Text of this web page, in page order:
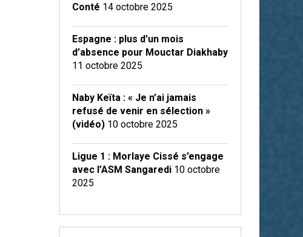
Conté 14 octobre 2025
Espagne : plus d’un mois
d’absence pour Mouctar Diakhaby
11 octobre 2025
Naby Keïta : « Je n’ai jamais
refusé de venir en sélection »
(vidéo) 10 octobre 2025
Ligue 1 : Morlaye Cissé s’engage
avec l’ASM Sangaredi 10 octobre
2025